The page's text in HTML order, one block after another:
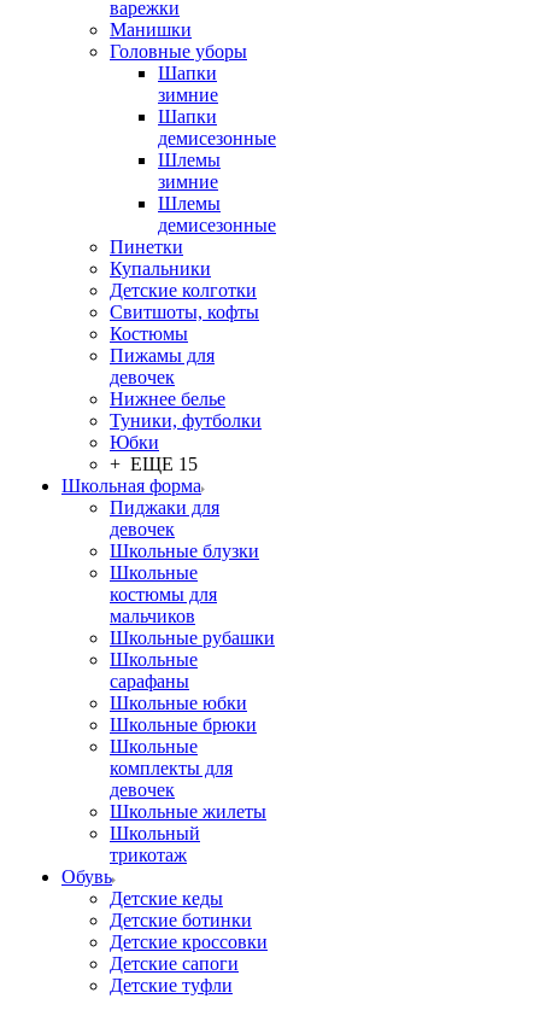
варежки
Манишки
Головные уборы
Шапки
зимние
Шапки
демисезонные
Шлемы
зимние
Шлемы
демисезонные
Пинетки
Купальники
Детские колготки
Свитшоты, кофты
Костюмы
Пижамы для
девочек
Нижнее белье
Туники, футболки
Юбки
+ ЕЩЕ 15
Школьная форма
Пиджаки для
девочек
Школьные блузки
Школьные
костюмы для
мальчиков
Школьные рубашки
Школьные
сарафаны
Школьные юбки
Школьные брюки
Школьные
комплекты для
девочек
Школьные жилеты
Школьный
трикотаж
Обувь
Детские кеды
Детские ботинки
Детские кроссовки
Детские сапоги
Детские туфли